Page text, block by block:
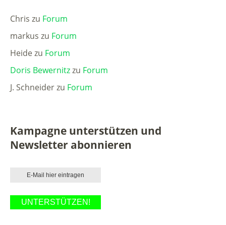
Chris zu Forum
markus zu Forum
Heidezu Forum
Doris Bewernitzzu Forum
J. Schneiderzu Forum
Kampagne unterstützen und
Newsletter abonnieren